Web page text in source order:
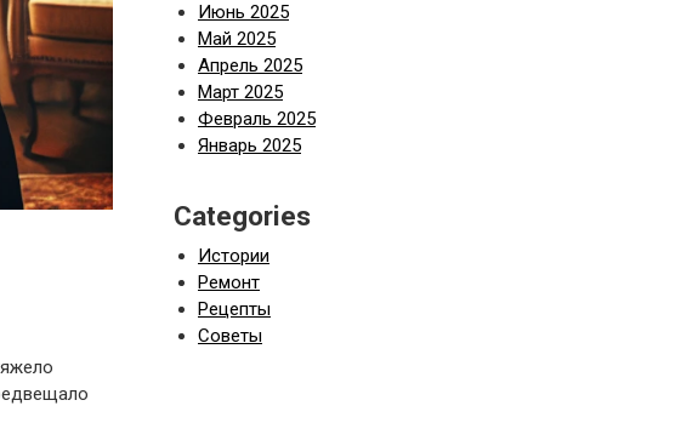
Июнь 2025
Май 2025
Апрель 2025
Март 2025
Февраль 2025
Январь 2025
Categories
Истории
Ремонт
Рецепты
Советы